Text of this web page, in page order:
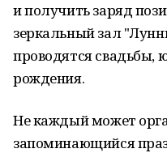
и получить заряд
зеркальный зал
проводятся свадьбы,
рождения.
Не каждый может
запоминающийся